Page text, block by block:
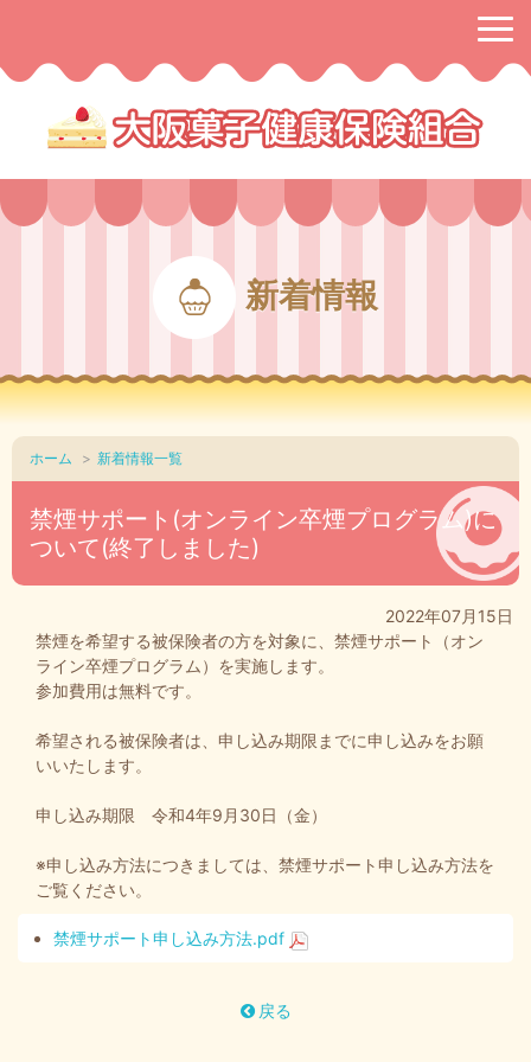
新着情報
ホーム 新着情報一覧
禁煙サポート(オンライン卒煙プログラム)に
ついて(終了しました)
2022年07月15日
禁煙を希望する被保険者の方を対象に、禁煙サポート（オン
ライン卒煙プログラム）を実施します。
参加費用は無料です。
希望される被保険者は、申し込み期限までに申し込みをお願
いいたします。
申し込み期限 令和4年9月30日（金）
※申し込み方法につきましては、禁煙サポート申し込み方法を
ご覧ください。
禁煙サポート申し込み方法.pdf
戻る